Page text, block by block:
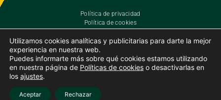
Política de privacidad
Política de cookies
fundacion@guardiacivil.org
Horario telefónico: 08:30 - 14:30
© Fundación Guardia Civil
Utilizamos cookies analíticas y publicitarias para darte la mejor
experiencia en nuestra web.
Puedes informarte más sobre qué cookies estamos utilizando
en nuestra página de Políticas de cookies o desactivarlas en
los ajustes.
Aceptar Rechazar